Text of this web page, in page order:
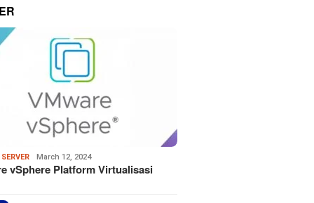
March 12, 2024
vSphere Platform Virtualisasi